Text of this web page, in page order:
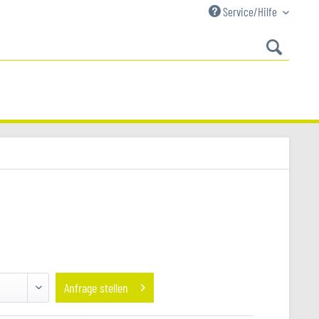
Service/Hilfe
Anfrage stellen